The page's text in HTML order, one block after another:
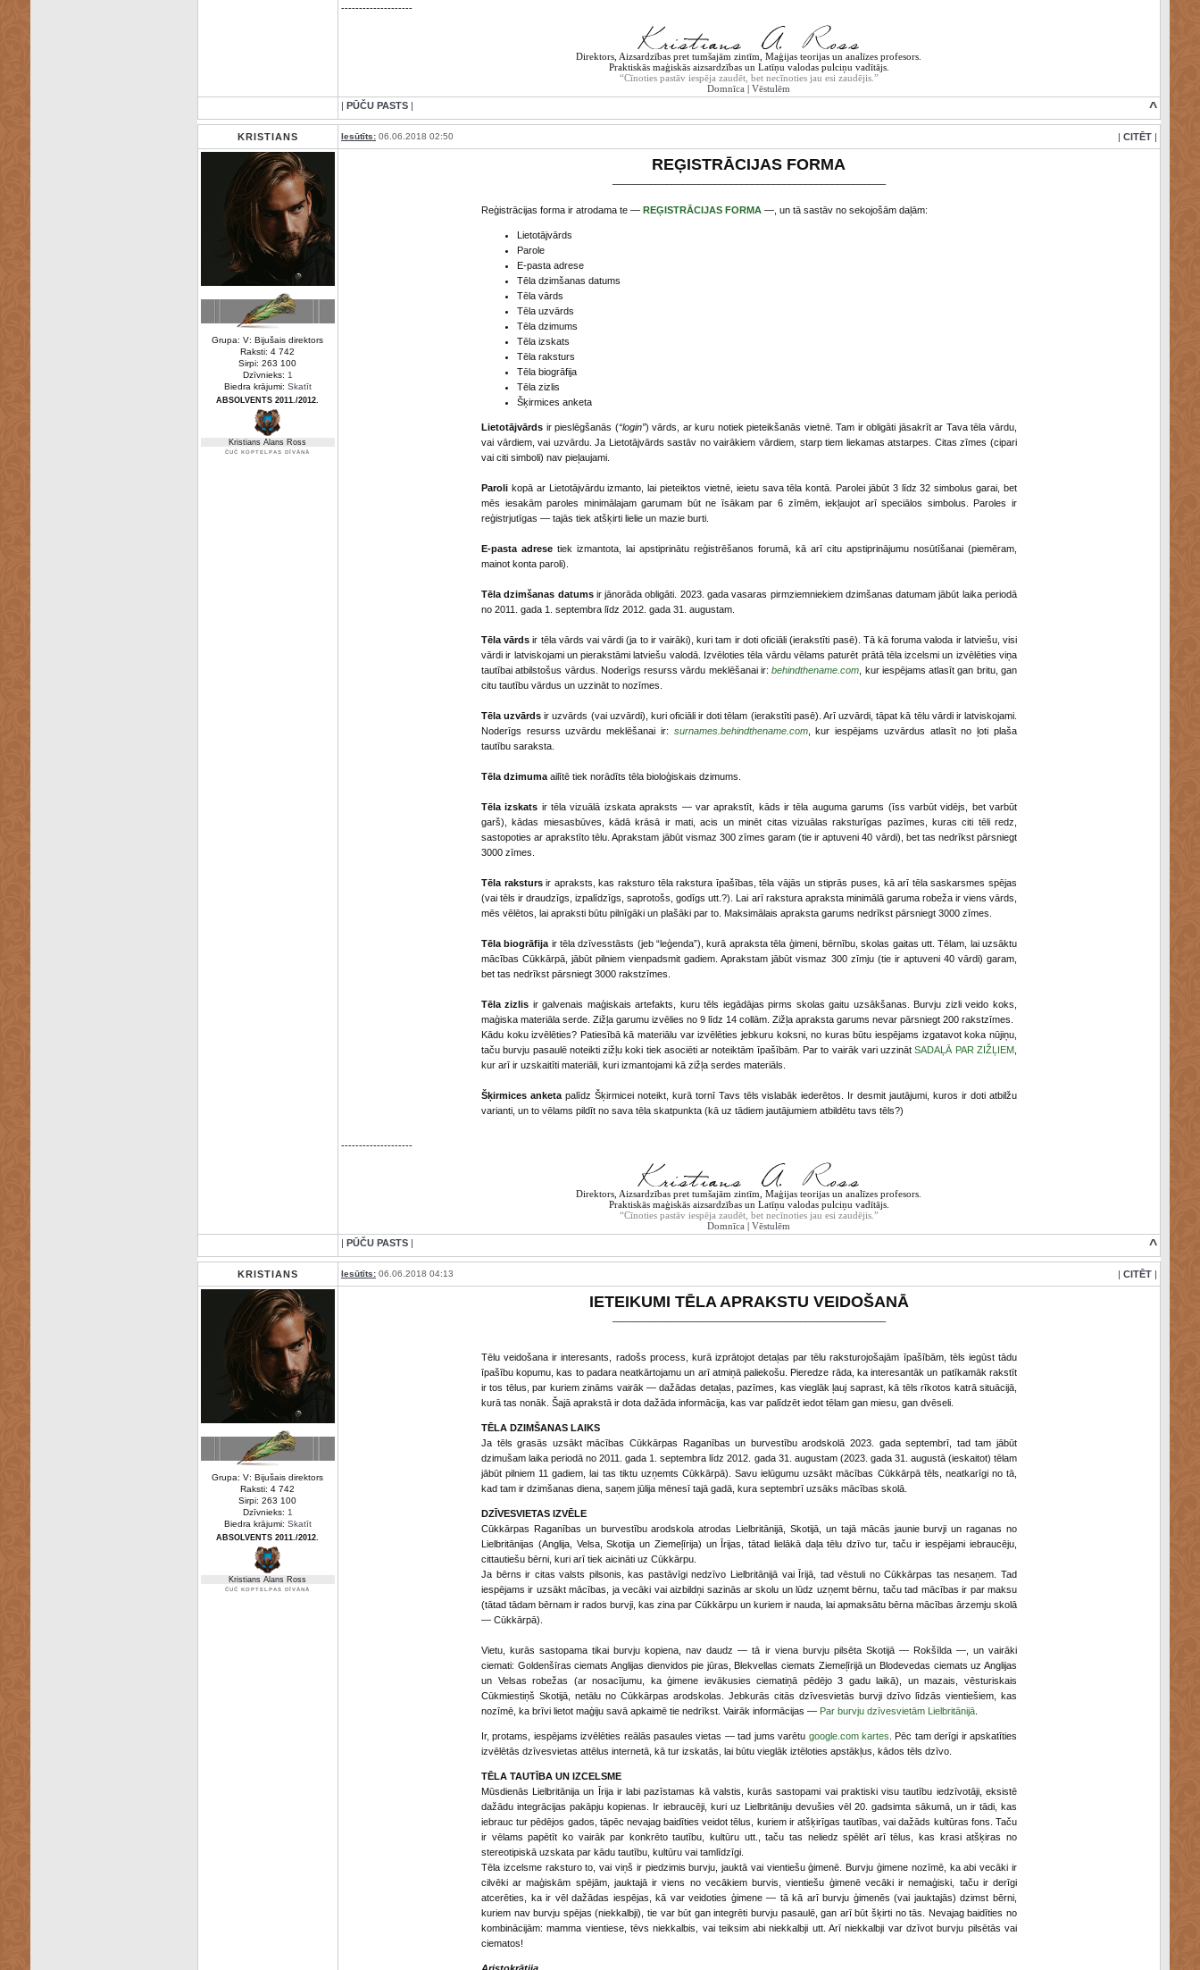
--------------------
Direktors, Aizsardzības pret tumšajām zintīm, Maģijas teorijas un analīzes profesors.
Praktiskās maģiskās aizsardzības un Latīņu valodas pulciņu vadītājs.
“Cīnoties pastāv iespēja zaudēt, bet necīnoties jau esi zaudējis.”
Domnīca |Vēstulēm
| PŪČU PASTS| ^
KRISTIANS Iesūtīts:06.06.2018 02:50 | CITĒT|
Grupa: V: Bijušais direktors
Raksti: 4 742
Sirpi: 263 100
Dzīvnieks: 1
Biedra krājumi: Skatīt
ABSOLVENTS 2011./2012.
Kristians Alans Ross
ČUČ KOPTELPAS DĪVĀNĀ
REĢISTRĀCIJAS FORMA
Reģistrācijas forma ir atrodama te — REĢISTRĀCIJAS FORMA—, un tā sastāv no sekojošām daļām:
Lietotājvārds
Parole
E-pasta adrese
Tēla dzimšanas datums
Tēla vārds
Tēla uzvārds
Tēla dzimums
Tēla izskats
Tēla raksturs
Tēla biogrāfija
Tēla zizlis
Šķirmices anketa
Lietotājvārdsir pieslēgšanās (“login”) vārds, ar kuru notiek pieteikšanās vietnē. Tam ir obligāti jāsakrīt ar Tava tēla vārdu,
vai vārdiem, vai uzvārdu. Ja Lietotājvārds sastāv no vairākiem vārdiem, starp tiem liekamas atstarpes. Citas zīmes (cipari
vai citi simboli) nav pieļaujami.
Parolikopā ar Lietotājvārdu izmanto, lai pieteiktos vietnē, ieietu sava tēla kontā. Parolei jābūt 3 līdz 32 simbolus garai, bet
mēs iesakām paroles minimālajam garumam būt ne īsākam par 6 zīmēm, iekļaujot arī speciālos simbolus. Paroles ir
reģistrjutīgas — tajās tiek atšķirti lielie un mazie burti.
E-pasta adrese tiek izmantota, lai apstiprinātu reģistrēšanos forumā, kā arī citu apstiprinājumu nosūtīšanai (piemēram,
mainot konta paroli).
Tēla dzimšanas datumsir jānorāda obligāti. 2023. gada vasaras pirmziemniekiem dzimšanas datumam jābūt laika periodā
no 2011. gada 1. septembra līdz 2012. gada 31. augustam.
Tēla vārds ir tēla vārds vai vārdi (ja to ir vairāki), kuri tam ir doti oficiāli (ierakstīti pasē). Tā kā foruma valoda ir latviešu, visi
vārdi ir latviskojami un pierakstāmi latviešu valodā. Izvēloties tēla vārdu vēlams paturēt prātā tēla izcelsmi un izvēlēties viņa
tautībai atbilstošus vārdus. Noderīgs resurss vārdu meklēšanai ir:behindthename.com , kur iespējams atlasīt gan britu, gan
citu tautību vārdus un uzzināt to nozīmes.
Tēla uzvārds ir uzvārds (vai uzvārdi), kuri oficiāli ir doti tēlam (ierakstīti pasē). Arī uzvārdi, tāpat kā tēlu vārdi ir latviskojami.
Noderīgs resurss uzvārdu meklēšanai ir: surnames.behindthename.com, kur iespējams uzvārdus atlasīt no ļoti plaša
tautību saraksta.
Tēla dzimuma ailītē tiek norādīts tēla bioloģiskais dzimums.
Tēla izskats ir tēla vizuālā izskata apraksts — var aprakstīt, kāds ir tēla auguma garums (īss varbūt vidējs, bet varbūt
garš), kādas miesasbūves, kādā krāsā ir mati, acis un minēt citas vizuālas raksturīgas pazīmes, kuras citi tēli redz,
sastopoties ar aprakstīto tēlu. Aprakstam jābūt vismaz 300 zīmes garam (tie ir aptuveni 40 vārdi), bet tas nedrīkst pārsniegt
3000 zīmes.
Tēla rakstursir apraksts, kas raksturo tēla rakstura īpašības, tēla vājās un stiprās puses, kā arī tēla saskarsmes spējas
(vai tēls ir draudzīgs, izpalīdzīgs, saprotošs, godīgs utt.?). Lai arī rakstura apraksta minimālā garuma robeža ir viens vārds,
mēs vēlētos, lai apraksti būtu pilnīgāki un plašāki par to. Maksimālais apraksta garums nedrīkst pārsniegt 3000 zīmes.
Tēla biogrāfija ir tēla dzīvesstāsts (jeb “leģenda”), kurā apraksta tēla ģimeni, bērnību, skolas gaitas utt. Tēlam, lai uzsāktu
mācības Cūkkārpā, jābūt pilniem vienpadsmit gadiem. Aprakstam jābūt vismaz 300 zīmju (tie ir aptuveni 40 vārdi) garam,
bet tas nedrīkst pārsniegt 3000 rakstzīmes.
Tēla zizlis ir galvenais maģiskais artefakts, kuru tēls iegādājas pirms skolas gaitu uzsākšanas. Burvju zizli veido koks,
maģiska materiāla serde. Zižļa garumu izvēlies no 9 līdz 14 collām. Zižļa apraksta garums nevar pārsniegt 200 rakstzīmes.
Kādu koku izvēlēties? Patiesībā kā materiālu var izvēlēties jebkuru koksni, no kuras būtu iespējams izgatavot koka nūjiņu,
taču burvju pasaulē noteikti zižļu koki tiek asociēti ar noteiktām īpašībām. Par to vairāk vari uzzinātSADAĻĀ PAR ZIŽĻIEM
kur arī ir uzskaitīti materiāli, kuri izmantojami kā zižļa serdes materiāls.
Šķirmices anketapalīdz Šķirmicei noteikt, kurā tornī Tavs tēls vislabāk iederētos. Ir desmit jautājumi, kuros ir doti atbilžu
varianti, un to vēlams pildīt no sava tēla skatpunkta (kā uz tādiem jautājumiem atbildētu tavs tēls?)
--------------------
Direktors, Aizsardzības pret tumšajām zintīm, Maģijas teorijas un analīzes profesors.
Praktiskās maģiskās aizsardzības un Latīņu valodas pulciņu vadītājs.
“Cīnoties pastāv iespēja zaudēt, bet necīnoties jau esi zaudējis.”
Domnīca |Vēstulēm
| PŪČU PASTS| ^
KRISTIANS Iesūtīts:06.06.2018 04:13 | CITĒT|
Grupa: V: Bijušais direktors
Raksti: 4 742
Sirpi: 263 100
Dzīvnieks: 1
Biedra krājumi: Skatīt
ABSOLVENTS 2011./2012.
Kristians Alans Ross
ČUČ KOPTELPAS DĪVĀNĀ
IETEIKUMI TĒLA APRAKSTU VEIDOŠANĀ
Tēlu veidošana ir interesants, radošs process, kurā izprātojot detaļas par tēlu raksturojošajām īpašībām, tēls iegūst tādu
īpašību kopumu, kas to padara neatkārtojamu un arī atmiņā paliekošu. Pieredze rāda, ka interesantāk un patīkamāk rakstīt
ir tos tēlus, par kuriem zināms vairāk — dažādas detaļas, pazīmes, kas vieglāk ļauj saprast, kā tēls rīkotos katrā situācijā,
kurā tas nonāk. Šajā aprakstā ir dota dažāda informācija, kas var palīdzēt iedot tēlam gan miesu, gan dvēseli.
TĒLA DZIMŠANAS LAIKS
Ja tēls grasās uzsākt mācības Cūkkārpas Raganības un burvestību arodskolā 2023. gada septembrī, tad tam jābūt
dzimušam laika periodā no 2011. gada 1. septembra līdz 2012. gada 31. augustam (2023. gada 31. augustā (ieskaitot) tēlam
jābūt pilniem 11 gadiem, lai tas tiktu uzņemts Cūkkārpā). Savu ielūgumu uzsākt mācības Cūkkārpā tēls, neatkarīgi no tā,
kad tam ir dzimšanas diena, saņem jūlija mēnesī tajā gadā, kura septembrī uzsāks mācības skolā.
DZĪVESVIETAS IZVĒLE
Cūkkārpas Raganības un burvestību arodskola atrodas Lielbritānijā, Skotijā, un tajā mācās jaunie burvji un raganas no
Lielbritānijas (Anglija, Velsa, Skotija un Ziemeļīrija) un Īrijas, tātad lielākā daļa tēlu dzīvo tur, taču ir iespējami iebraucēju,
cittautiešu bērni, kuri arī tiek aicināti uz Cūkkārpu.
Ja bērns ir citas valsts pilsonis, kas pastāvīgi nedzīvo Lielbritānijā vai Īrijā, tad vēstuli no Cūkkārpas tas nesaņem. Tad
iespējams ir uzsākt mācības, ja vecāki vai aizbildņi sazinās ar skolu un lūdz uzņemt bērnu, taču tad mācības ir par maksu
(tātad tādam bērnam ir rados burvji, kas zina par Cūkkārpu un kuriem ir nauda, lai apmaksātu bērna mācības ārzemju skolā
— Cūkkārpā).
Vietu, kurās sastopama tikai burvju kopiena, nav daudz — tā ir viena burvju pilsēta Skotijā — Rokšīlda —, un vairāki
ciemati: Goldenšīras ciemats Anglijas dienvidos pie jūras, Blekvellas ciemats Ziemeļīrijā un Blodevedas ciemats uz Anglijas
un Velsas robežas (ar nosacījumu, ka ģimene ievākusies ciematiņā pēdējo 3 gadu laikā), un mazais, vēsturiskais
Cūkmiestiņš Skotijā, netālu no Cūkkārpas arodskolas. Jebkurās citās dzīvesvietās burvji dzīvo līdzās vientiešiem, kas
nozīmē, ka brīvi lietot maģiju savā apkaimē tie nedrīkst. Vairāk informācijas — Par burvju dzīvesvietām Lielbritānijā.
Ir, protams, iespējams izvēlēties reālās pasaules vietas — tad jums varētu google.com kartes . Pēc tam derīgi ir apskatīties
izvēlētās dzīvesvietas attēlus internetā, kā tur izskatās, lai būtu vieglāk iztēloties apstākļus, kādos tēls dzīvo.
TĒLA TAUTĪBA UN IZCELSME
Mūsdienās Lielbritānija un Īrija ir labi pazīstamas kā valstis, kurās sastopami vai praktiski visu tautību iedzīvotāji, eksistē
dažādu integrācijas pakāpju kopienas. Ir iebraucēji, kuri uz Lielbritāniju devušies vēl 20. gadsimta sākumā, un ir tādi, kas
iebrauc tur pēdējos gados, tāpēc nevajag baidīties veidot tēlus, kuriem ir atšķirīgas tautības, vai dažāds kultūras fons. Taču
ir vēlams papētīt ko vairāk par konkrēto tautību, kultūru utt., taču tas neliedz spēlēt arī tēlus, kas krasi atšķiras no
stereotipiskā uzskata par kādu tautību, kultūru vai tamlīdzīgi.
Tēla izcelsme raksturo to, vai viņš ir piedzimis burvju, jauktā vai vientiešu ģimenē. Burvju ģimene nozīmē, ka abi vecāki ir
cilvēki ar maģiskām spējām, jauktajā ir viens no vecākiem burvis, vientiešu ģimenē vecāki ir nemaģiski, taču ir derīgi
atcerēties, ka ir vēl dažādas iespējas, kā var veidoties ģimene — tā kā arī burvju ģimenēs (vai jauktajās) dzimst bērni,
kuriem nav burvju spējas (niekkalbji), tie var būt gan integrēti burvju pasaulē, gan arī būt šķirti no tās. Nevajag baidīties no
kombinācijām: mamma vientiese, tēvs niekkalbis, vai teiksim abi niekkalbji utt. Arī niekkalbji var dzīvot burvju pilsētās vai
ciematos!